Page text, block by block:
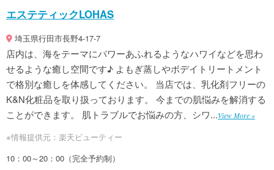
エステティックLOHAS
埼玉県行田市長野4-17-7
店内は、海をテーマにパワーあふれるようなハワイなどを思わ
せるような癒し空間です♪ よもぎ蒸しやボデイトリートメント
で格別な癒しを体感してください。 当店では、乳化剤フリーの
K&N化粧品を取り扱っております。 今までの肌悩みを解消する
ことができます。 肌トラブルでお悩みの方、シワ...View More »
※情報提供元：楽天ビューティー
10：00～20：00（完全予約制）